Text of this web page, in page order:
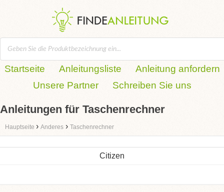
Startseite Anleitungsliste
Anleitung anfordern
Unsere Partner
Schreiben Sie uns
Anleitungen für Taschenrechner
Hauptseite › Anderes › Taschenrechner
Citizen